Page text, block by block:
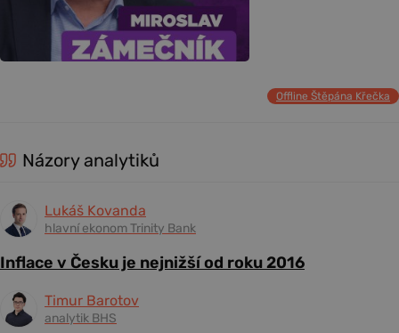
Offline Štěpána Křečka
Názory analytiků
Lukáš Kovanda
hlavní ekonom Trinity Bank
Inflace v Česku je nejnižší od roku 2016
Timur Barotov
analytik BHS